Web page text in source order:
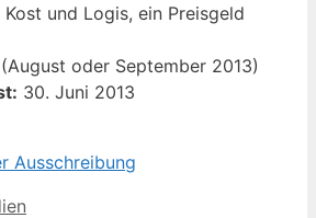
Kost und Logis, ein Preisgeld
oder September 2013)
30. Juni 2013
Ausschreibung